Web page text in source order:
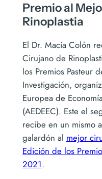
Premio al
Rinoplastia
El Dr. Macía Colón
Cirujano de
los Premios Pasteur
Investigación,
Europea de
(AEDEEC). Este el
recibe en un mismo
galardón al mejor
Edición de los
2021.